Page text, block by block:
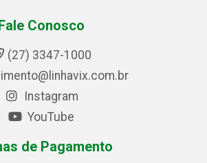
Fale Conosco
(27) 3347-1000
Instagram
YouTube
de Pagamento